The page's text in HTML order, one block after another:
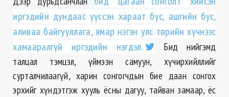
иргэдийн дундаас үүссэн хараат бус, ашгийн бус,
аливаа байгууллага, ямар нэгэн улс төрийн хүчнээс
хамааралгүй иргэдийн нэгдэл.
Бид нийгэмд
талцал тэмцэл, үймээн самуун, хүчирхийллийг
сурталчилаагүй, харин сонгогчдын бие даан сонгох
эрхийг хүндэтгэж хууль ёсны дагуу, тайван замаар, ёс